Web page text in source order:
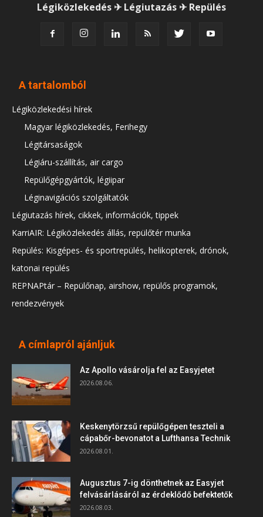
Légiközlekedés ✈ Légiutazás ✈ Repülés
A tartalomból
Légiközlekedési hírek
Magyar légiközlekedés, Ferihegy
Légitársaságok
Légiáru-szállítás, air cargo
Repülőgépgyártók, légiipar
Léginavigációs szolgáltatók
Légiutazás hírek, cikkek, információk, tippek
KarriAIR: Légiközlekedés állás, repülőtér munka
Repülés: Kisgépes- és sportrepülés, helikopterek, drónok,
katonai repülés
REPNAPtár – Repülőnap, airshow, repülős programok,
rendezvények
A címlapról ajánljuk
Az Apollo vásárolja fel az Easyjetet
2026.08.06.
Keskenytörzsű repülőgépen teszteli a
cápabőr-bevonatot a Lufthansa Technik
2026.08.01.
Augusztus 7-ig dönthetnek az Easyjet
felvásárlásáról az érdeklődő befektetők
2026.08.03.